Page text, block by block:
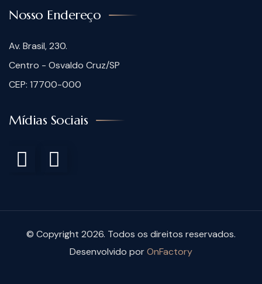
Nosso Endereço
Av. Brasil, 230.
Centro - Osvaldo Cruz/SP
CEP: 17700-000
Mídias Sociais
© Copyright 2026. Todos os direitos reservados.
Desenvolvido porOnFactory